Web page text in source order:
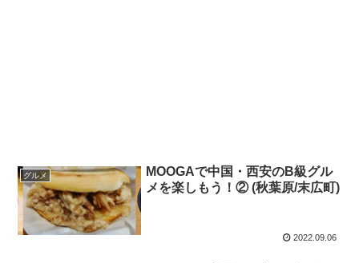
グルメ
MOOGAで中国・西安のB級グル
メを楽しもう！② (秋葉原/末広町)
2022.09.06